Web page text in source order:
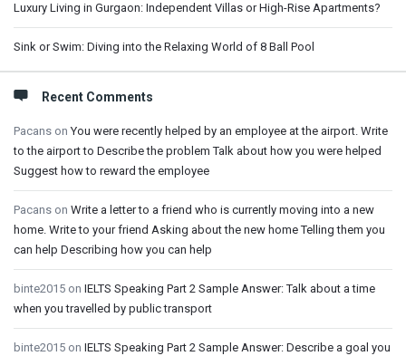
Luxury Living in Gurgaon: Independent Villas or High-Rise Apartments?
Sink or Swim: Diving into the Relaxing World of 8 Ball Pool
Recent Comments
Pacans onYou were recently helped by an employee at the airport. Write
to the airport to Describe the problem Talk about how you were helped
Suggest how to reward the employee
Pacans on Write a letter to a friend who is currently moving into a new
home. Write to your friend Asking about the new home Telling them you
can help Describing how you can help
binte2015 on IELTS Speaking Part 2 Sample Answer: Talk about a time
when you travelled by public transport
binte2015 on IELTS Speaking Part 2 Sample Answer: Describe a goal you